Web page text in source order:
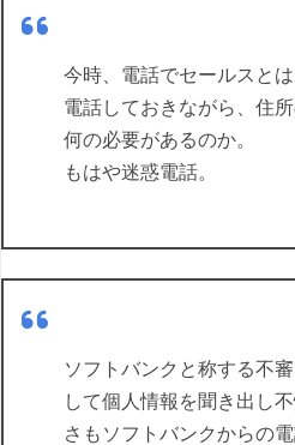
今時、電話でセールスとは
電話しておきながら、住
何の必要があるのか。
もはや迷惑電話。
ソフトバンクと称する不
して個人情報を聞き出し
さもソフトバンクからの